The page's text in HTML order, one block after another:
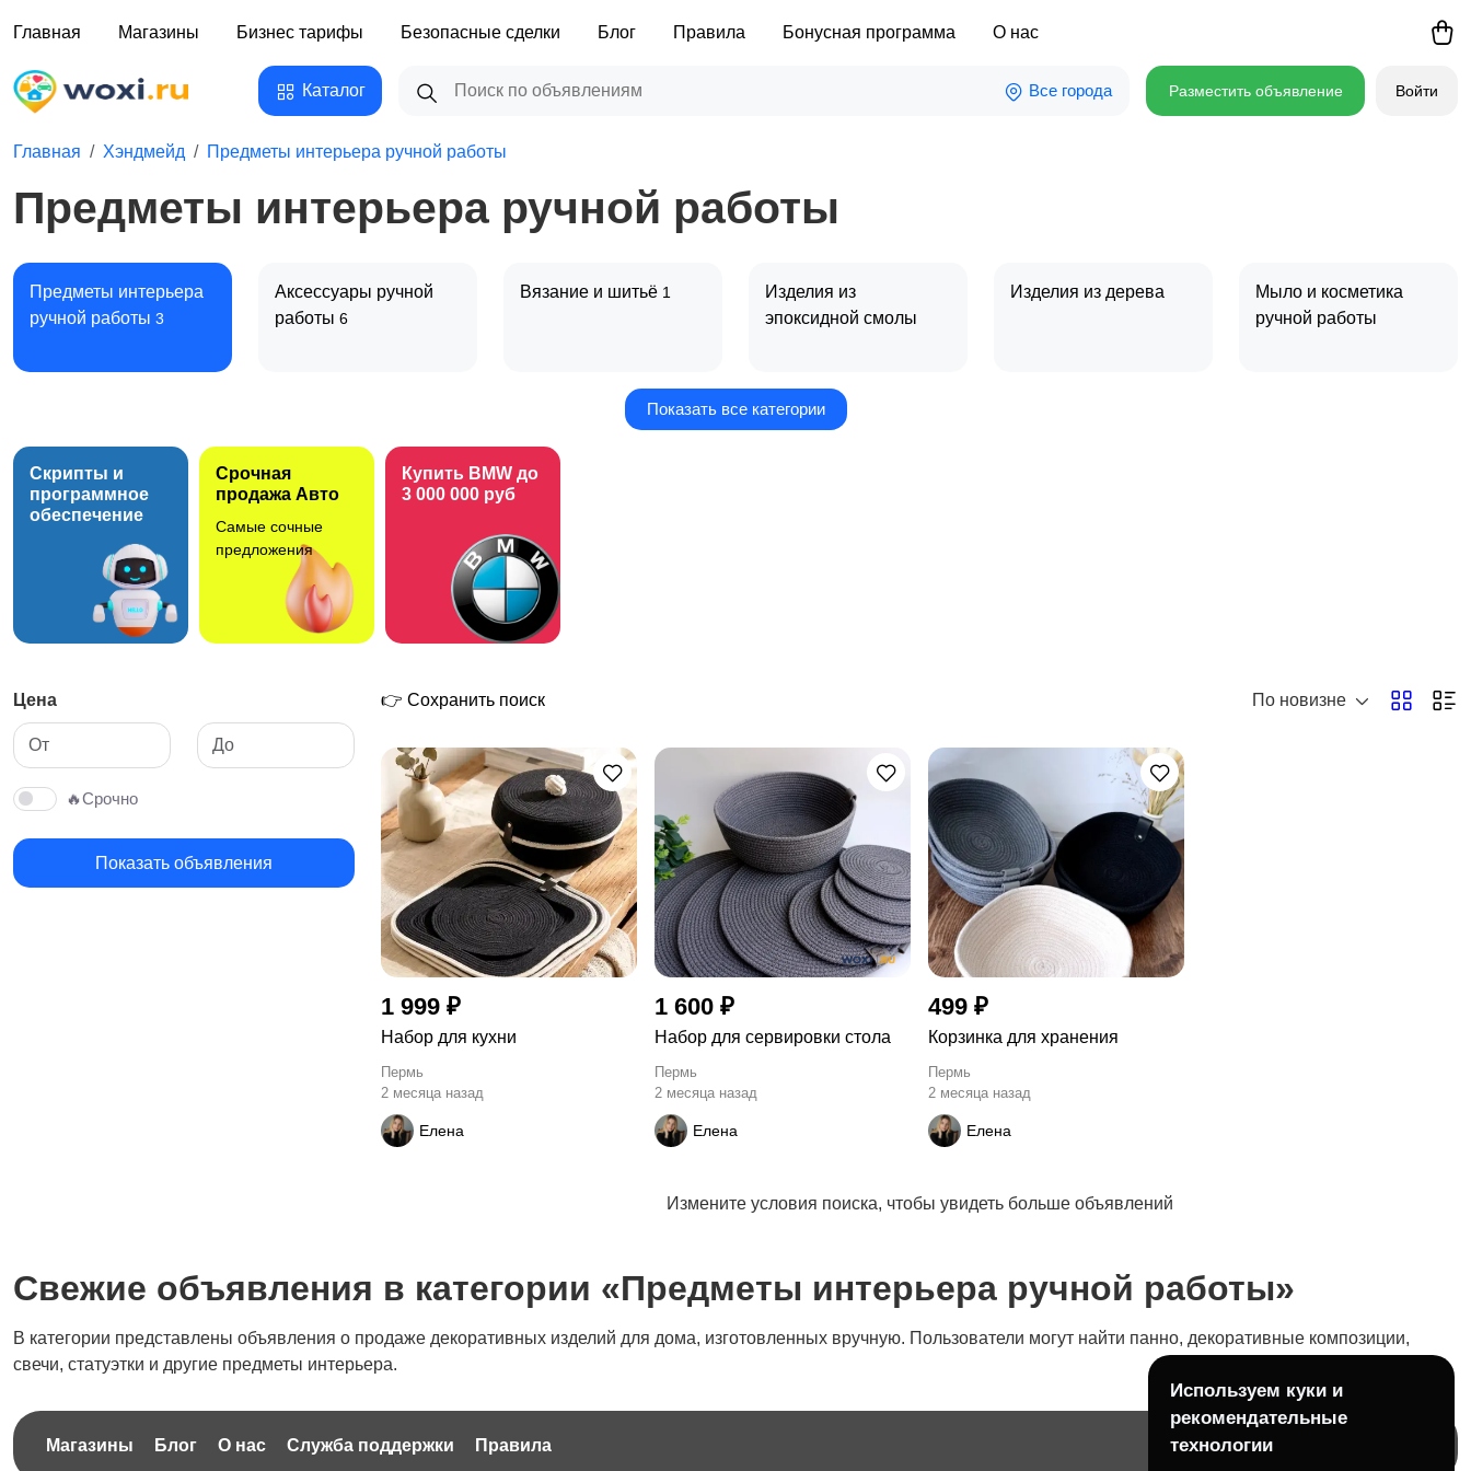
Главная Магазины Бизнес тарифы Безопасные сделки Блог Правила Бонусная программа О нас
Каталог Все города Разместить объявление Войти
Главная Хэндмейд Предметы интерьера ручной работы
Предметы интерьера ручной работы
Предметы интерьера
ручной работы 3
Аксессуары ручной
работы 6
Вязание и шитьё 1
Изделия из
эпоксидной смолы
Изделия из дерева
Мыло и косметика
ручной работы
работы
праздников
Подарки и сувениры
Одежда ручной
Показать все категории
Скрипты и
программное
обеспечение
Срочная
продажа Авто
Самые сочные
предложения
Купить BMW до
3 000 000 руб
Цена
🔥Срочно
Показать объявления
👉 Сохранить поиск По новизне
1 999 ₽
Набор для кухни
Пермь
2 месяца назад
Елена
1 600 ₽
Набор для сервировки стола
Пермь
2 месяца назад
Елена
499 ₽
Корзинка для хранения
Пермь
2 месяца назад
Елена
Измените условия поиска, чтобы увидеть больше объявлений
Свежие объявления в категории «Предметы интерьера ручной работы»
В категории представлены объявления о продаже декоративных изделий для дома, изготовленных вручную. Пользователи могут найти панно, декоративные композиции,
свечи, статуэтки и другие предметы интерьера.
Магазины Блог О нас Служба поддержки Правила
Используем куки и
рекомендательные
технологии